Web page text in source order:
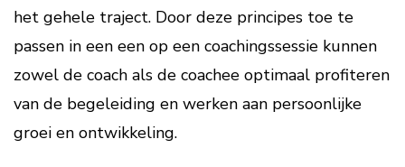
het gehele traject. Door deze principes toe te
passen in een een op een coachingssessie kunnen
zowel de coach als de coachee optimaal profiteren
van de begeleiding en werken aan persoonlijke
groei en ontwikkeling.